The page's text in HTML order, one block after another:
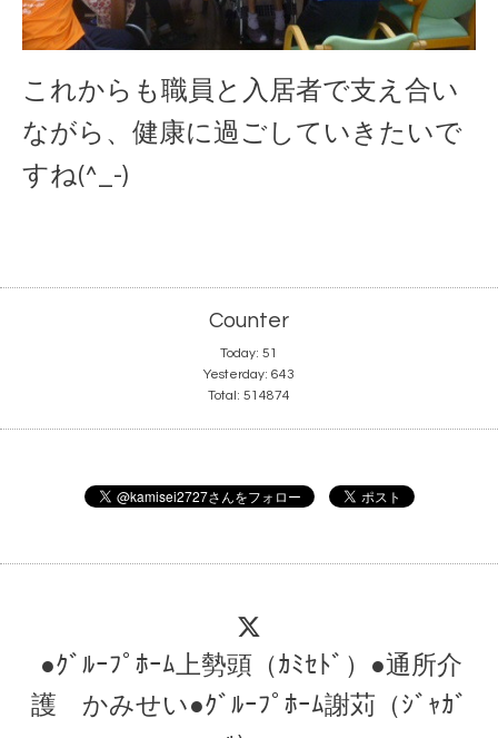
これからも職員と入居者で支え合い
ながら、健康に過ごしていきたいで
すね(^_-)
Counter
Today: 51
Yesterday: 643
Total: 514874
●ｸﾞﾙｰﾌﾟﾎｰﾑ上勢頭（ｶﾐｾﾄﾞ）●通所介
護 かみせい●ｸﾞﾙｰﾌﾟﾎｰﾑ謝苅（ｼﾞｬｶﾞ